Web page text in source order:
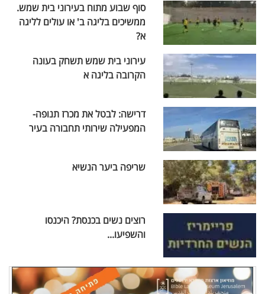
סוף שבוע מתוח בעירוני בית שמש.
ממשיכים בליגה ב' או עולים לליגה
א?
עירוני בית שמש תשחק בעונה
הקרובה בליגה א
דרישה: לבטל את מכרז תנופה-
המפעילה שירותי תחבורה בעיר
שריפה ביער הנשיא
רוצים נשים בכנסת? היכנסו
והשפיעו...